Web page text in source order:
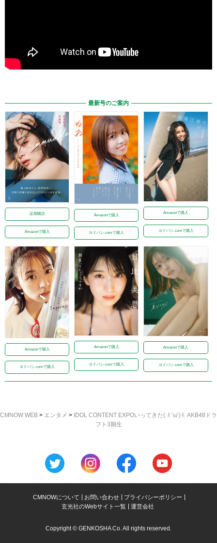
最新号のご案内
定期購読
Amazonで購入
Amazonで購入
ヨドバシ.comで購入
Amazonで購入
ヨドバシ.comで購入
Amazonで購入
ヨドバシ.comで購入
Amazonで購入
ヨドバシ.comで購入
Amazonで購入
ヨドバシ.comで購入
CMNOW WEB > エンタメ > IDOL CONTENT EXPOいってきた( ✌︎’ω’)✌︎ AKB48ドラ
フト3期生
CMNOWについて お問い合わせ
プライバシーポリシー
玄光社のWebサイト一覧
運営会社
Copyright © GENKOSHA Co. All rights reserved.